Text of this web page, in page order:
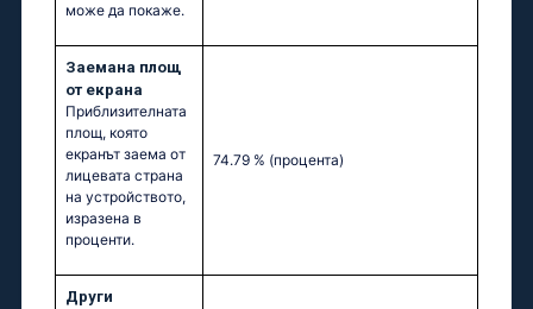
може да покаже.
Заемана площ
от екрана
Приблизителната
площ, която
екранът заема от
лицевата страна
на устройството,
изразена в
проценти.
74.79 % (процента)
Други